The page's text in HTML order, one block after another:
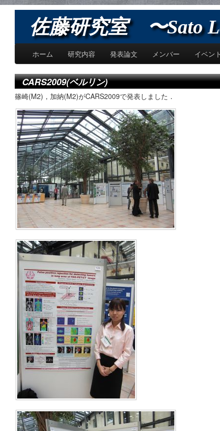
佐藤研究室 〜Sato
ホーム 研究内容 発表論文 メンバー イベン
CARS2009(ベルリン)
篠崎(M2)，加納(M2)がCARS2009で発表しました．